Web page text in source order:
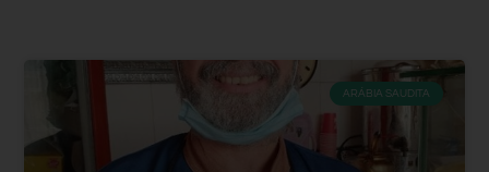
ARÁBIA SAUDITA